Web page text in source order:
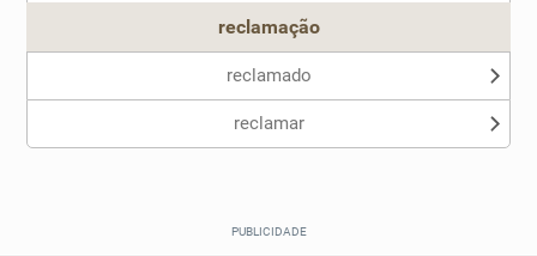
reclamação
reclamado
reclamar